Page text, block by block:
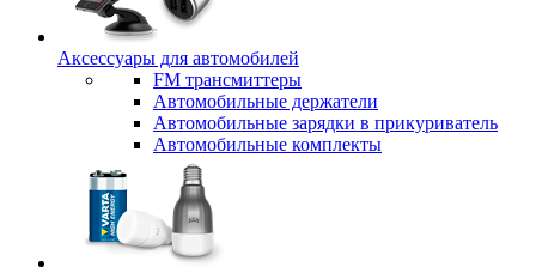
Аксессуары для автомобилей
FM трансмиттеры
Автомобильные держатели
Автомобильные зарядки в прикуриватель
Автомобильные комплекты